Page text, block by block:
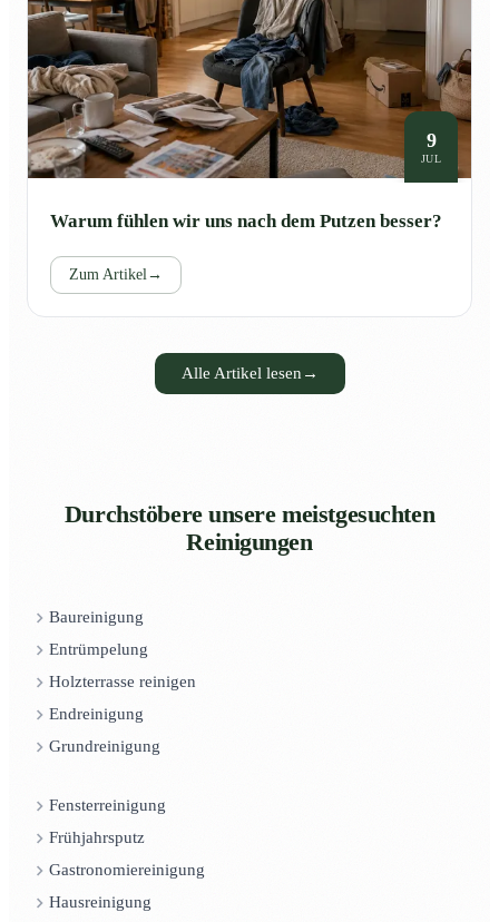
9
JUL
Warum fühlen wir uns nach dem Putzen besser?
Zum Artikel→
Alle Artikel lesen →
Durchstöbere unsere meistgesuchten
Reinigungen
Baureinigung
Entrümpelung
Holzterrasse reinigen
Endreinigung
Grundreinigung
Fensterreinigung
Frühjahrsputz
Gastronomiereinigung
Hausreinigung